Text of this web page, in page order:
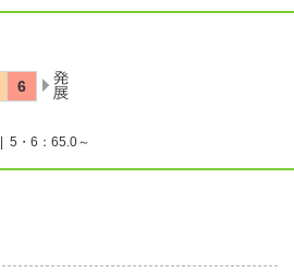
5・6：65.0～